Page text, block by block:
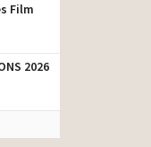
Film
2026